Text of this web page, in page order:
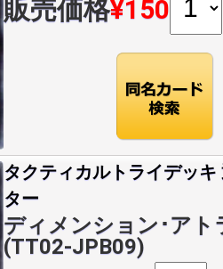
販売価格¥150
タクティカルトライデッ
ター
ディメンション･アト
(TT02-JPB09)